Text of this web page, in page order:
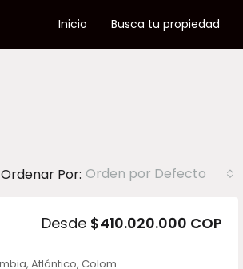
Inicio Busca tu propiedad
Ordenar Por: Orden por Defecto
Desde $410.020.000 COP
Sabanilla Montecarmelo, Puerto Colombia, Atlántico, Colombia